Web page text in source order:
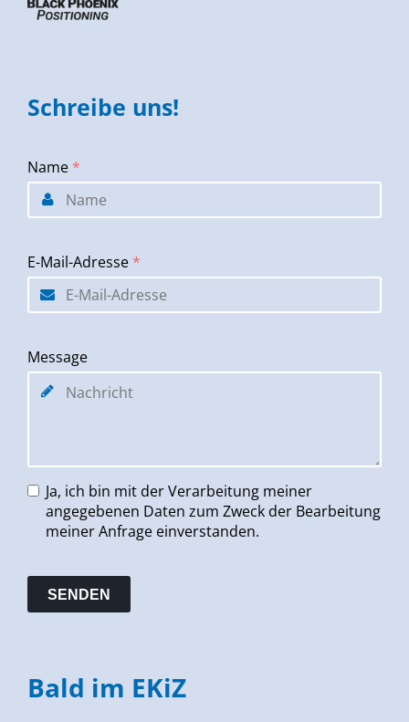
Schreibe uns!
Name *
E-Mail-Adresse *
Message
Ja, ich bin mit der Verarbeitung meiner
angegebenen Daten zum Zweck der Bearbeitung
meiner Anfrage einverstanden.
Bald im EKiZ